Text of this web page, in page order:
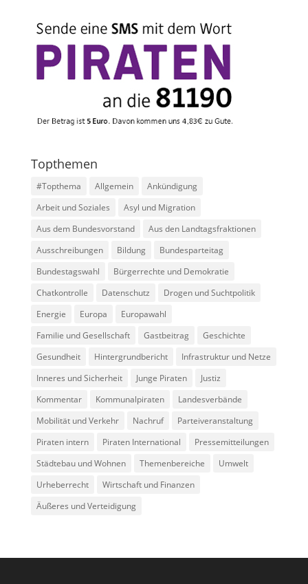
Topthemen
#Topthema Allgemein
Ankündigung
Arbeit und Soziales
Asyl und Migration
Aus dem Bundesvorstand
Aus den Landtagsfraktionen
Ausschreibungen
Bildung
Bundesparteitag
Bundestagswahl
Bürgerrechte und Demokratie
Chatkontrolle
Datenschutz
Drogen und Suchtpolitik
Energie
Europa
Europawahl
Familie und Gesellschaft
Gastbeitrag
Geschichte
Gesundheit
Hintergrundbericht
Infrastruktur und Netze
Inneres und Sicherheit
Junge Piraten
Justiz
Kommentar
Kommunalpiraten
Landesverbände
Mobilität und Verkehr
Nachruf
Parteiveranstaltung
Piraten intern
Piraten International
Pressemitteilungen
Städtebau und Wohnen
Themenbereiche
Umwelt
Urheberrecht
Wirtschaft und Finanzen
Äußeres und Verteidigung